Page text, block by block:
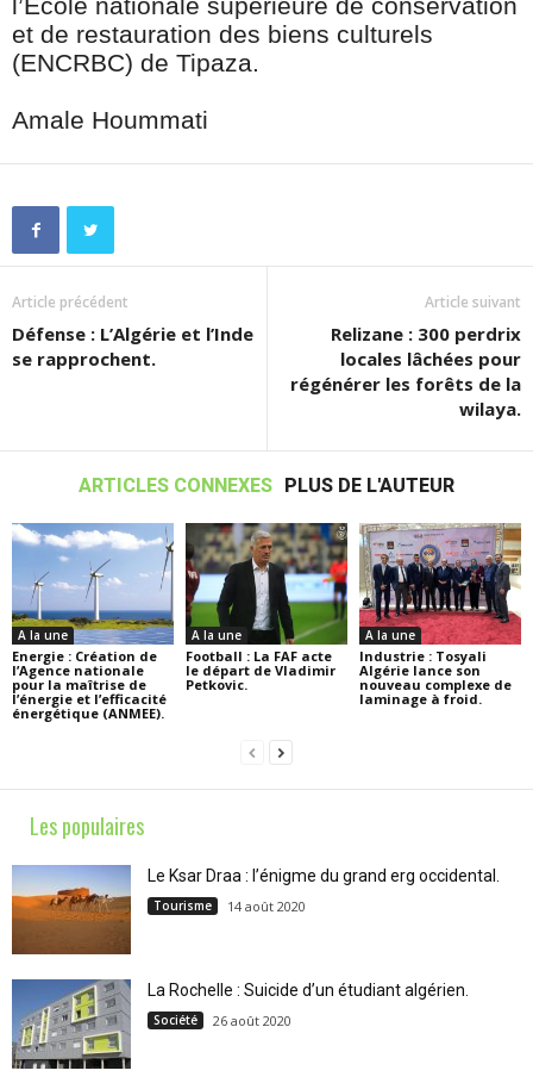
et de restauration des biens culturels
(ENCRBC) de Tipaza.
Amale Hoummati
Article précédent
Défense : L’Algérie et l’Inde
se rapprochent.
Article suivant
Relizane : 300 perdrix
locales lâchées pour
régénérer les forêts de la
wilaya.
ARTICLES CONNEXES PLUS DE L'AUTEUR
A la une
Energie : Création de
l’Agence nationale
pour la maîtrise de
l’énergie et l’efficacité
énergétique (ANMEE).
A la une
Football : La FAF acte
le départ de Vladimir
Petkovic.
A la une
Industrie : Tosyali
Algérie lance son
nouveau complexe de
laminage à froid.
Les populaires
Le Ksar Draa : l’énigme du grand erg occidental.
Tourisme 14 août 2020
La Rochelle : Suicide d’un étudiant algérien.
Société 26 août 2020